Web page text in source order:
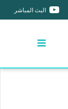
البث المباشر